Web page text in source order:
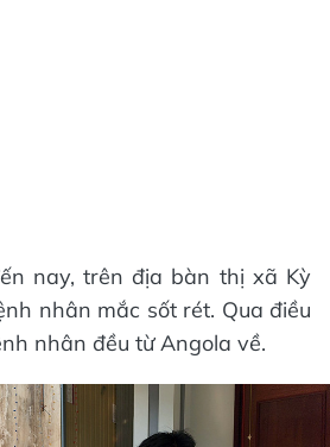
nay, trên địa bàn thị xã Kỳ
nhân mắc sốt rét. Qua điều
nhân đều từ Angola về.